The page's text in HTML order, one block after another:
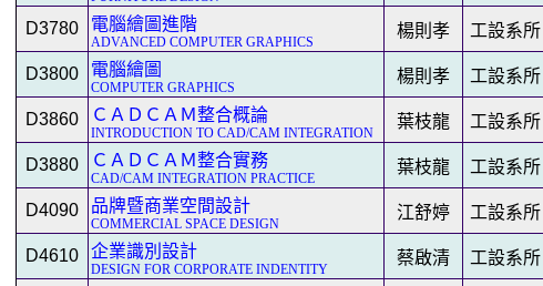
D3780 電腦繪圖進階
ADVANCED COMPUTER GRAPHICS
楊則孝 工設系所
D3800 電腦繪圖
COMPUTER GRAPHICS
楊則孝 工設系所
D3860 ＣＡＤＣＡＭ整合概論
INTRODUCTION TO CAD/CAM INTEGRATION
葉枝龍 工設系所
D3880 ＣＡＤＣＡＭ整合實務
CAD/CAM INTEGRATION PRACTICE
葉枝龍 工設系所
D4090 品牌暨商業空間設計
COMMERCIAL SPACE DESIGN
江舒婷 工設系所
D4610 企業識別設計
DESIGN FOR CORPORATE INDENTITY
蔡啟清 工設系所